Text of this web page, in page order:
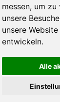
messen, um
unsere
unsere
entwickeln.
Alle